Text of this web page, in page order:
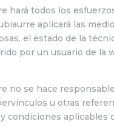
hará todos los
aplicará las
el estado de la
por un usuario de la
no se hace
u otras
condiciones aplicables